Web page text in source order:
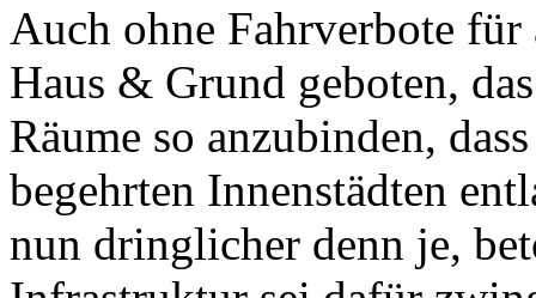
Auch ohne Fahrverbote
Haus & Grund geboten,
Räume so anzubinden,
begehrten Innenstädten
nun dringlicher denn je,